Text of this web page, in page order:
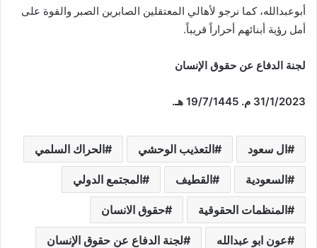
أبوعبدالله، كما نرجو لأهالي المعتقلين الصابرين الصبر والقوة على
أمل رؤية أبنائهم أحراراً قريباً.
لجنة الدفاع عن حقوق الإنسان
31/1/2023 م. 19/7/1445 هـ.
ال سعود التعذيب الوحشي الحراك السلمي
السعودية القطيف المجتمع الدولي
المنظمات الحقوقية حقوق الانسان
عون ابو عبدالله لجنة الدفاع عن حقوق الإنسان